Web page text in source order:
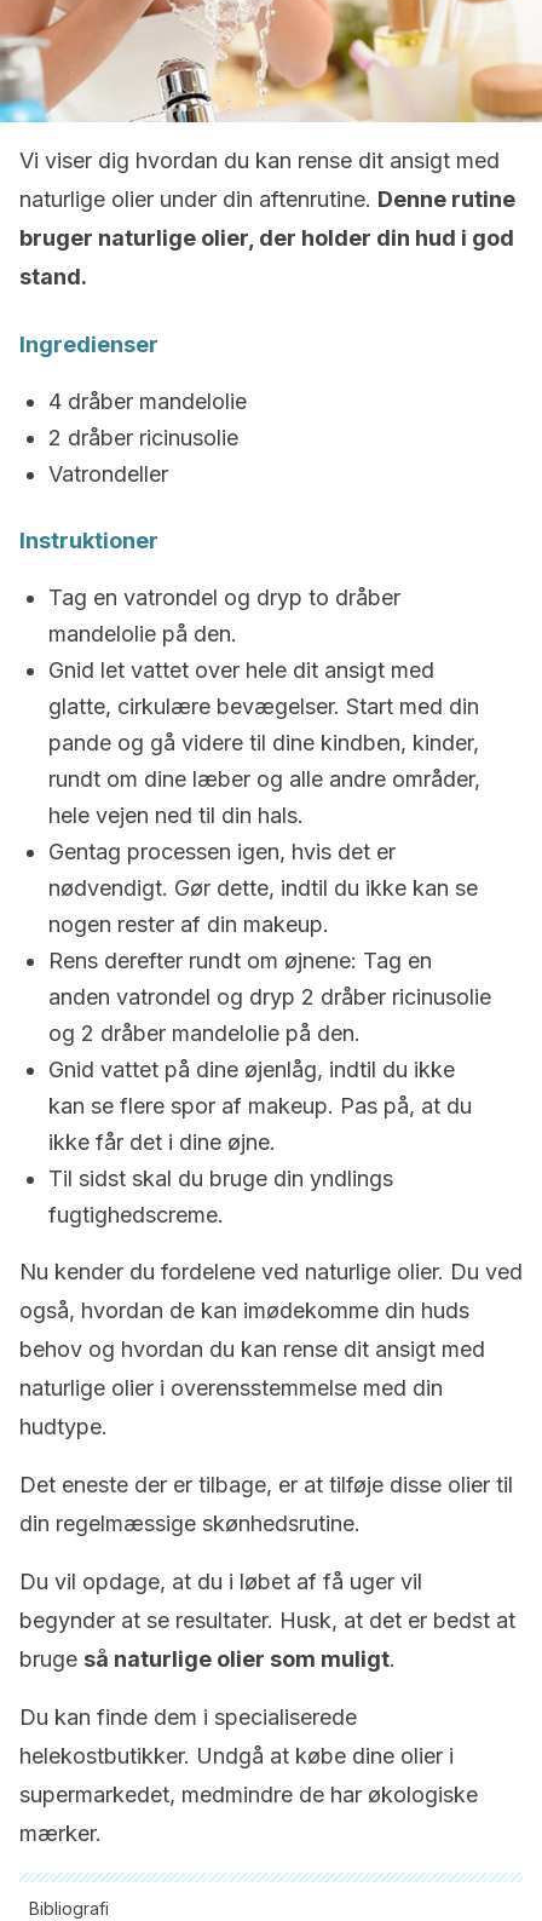
Vi viser dig hvordan du kan rense dit ansigt med
naturlige olier under din aftenrutine. Denne rutine
bruger naturlige olier, der holder din hud i god
stand.
Ingredienser
4 dråber mandelolie
2 dråber ricinusolie
Vatrondeller
Instruktioner
Tag en vatrondel og dryp to dråber
mandelolie på den.
Gnid let vattet over hele dit ansigt med
glatte, cirkulære bevægelser. Start med din
pande og gå videre til dine kindben, kinder,
rundt om dine læber og alle andre områder,
hele vejen ned til din hals.
Gentag processen igen, hvis det er
nødvendigt. Gør dette, indtil du ikke kan se
nogen rester af din makeup.
Rens derefter rundt om øjnene: Tag en
anden vatrondel og dryp 2 dråber ricinusolie
og 2 dråber mandelolie på den.
Gnid vattet på dine øjenlåg, indtil du ikke
kan se flere spor af makeup. Pas på, at du
ikke får det i dine øjne.
Til sidst skal du bruge din yndlings
fugtighedscreme.
Nu kender du fordelene ved naturlige olier. Du ved
også, hvordan de kan imødekomme din huds
behov og hvordan du kan rense dit ansigt med
naturlige olier i overensstemmelse med din
hudtype.
Det eneste der er tilbage, er at tilføje disse olier til
din regelmæssige skønhedsrutine.
Du vil opdage, at du i løbet af få uger vil
begynder at se resultater. Husk, at det er bedst at
bruge så naturlige olier som muligt.
Du kan finde dem i specialiserede
helekostbutikker. Undgå at købe dine olier i
supermarkedet, medmindre de har økologiske
mærker.
Bibliografi